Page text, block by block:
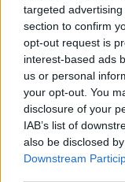
targeted
section to confirm
opt-out request is
interest-based ads
us or personal
your opt-out. You
disclosure of your
IAB’s list of
also be disclosed
Downstream
Impresszum
Szerzői jogok
Cookie-